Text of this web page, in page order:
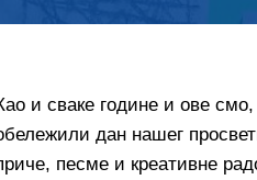
и сваке године и ове
дан нашег
песме и креативне